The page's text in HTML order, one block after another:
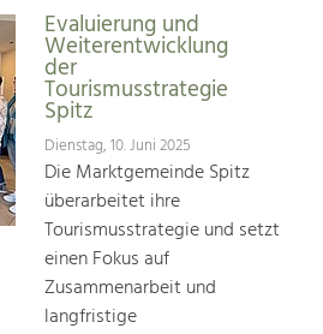
Evaluierung und
Weiterentwicklung
der
Tourismusstrategie
Spitz
Dienstag, 10. Juni 2025
Die Marktgemeinde Spitz
überarbeitet ihre
Tourismusstrategie und setzt
einen Fokus auf
Zusammenarbeit und
langfristige